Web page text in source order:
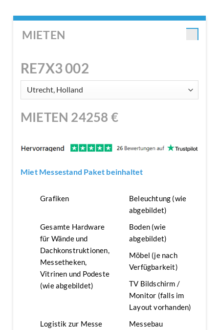
MIETEN
RE7X3 002
MIETEN 24258 €
Miet Messestand Paket beinhaltet
Grafiken
Beleuchtung (wie
abgebildet)
Gesamte Hardware
für Wände und
Dachkonstruktionen,
Messetheken,
Vitrinen und Podeste
(wie abgebildet)
Boden (wie
abgebildet)
Möbel (je nach
Verfügbarkeit)
TV Bildschirm /
Monitor (falls im
Layout vorhanden)
Logistik zur Messe
Messebau